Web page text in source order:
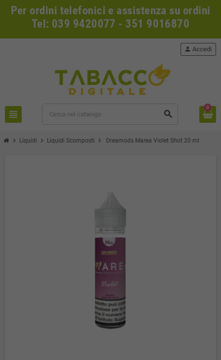
Per ordini telefonici e assistenza su ordini
Tel: 039 9420077 - 351 9016870
view_headline search
person Accedi
0
chevron_right Liquidi chevron_right Liquidi Scomposti chevron_right Dreamods Marea Violet Shot 20 ml